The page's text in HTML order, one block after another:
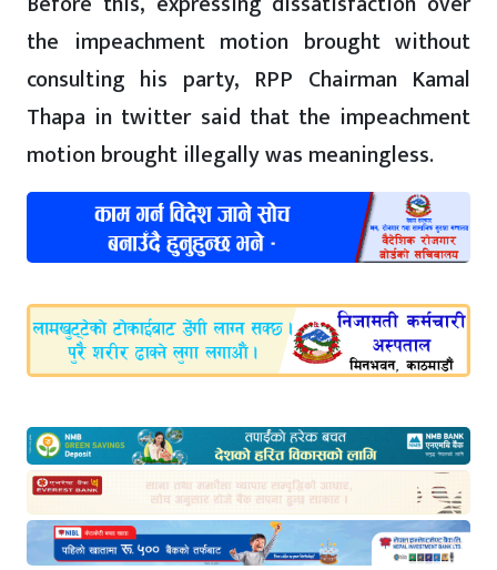
the impeachment motion brought without
consulting his party, RPP Chairman Kamal
Thapa in twitter said that the impeachment
motion brought illegally was meaningless.